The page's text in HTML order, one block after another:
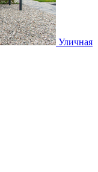
Уличная